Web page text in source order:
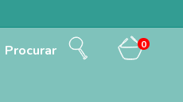
Procurar 0